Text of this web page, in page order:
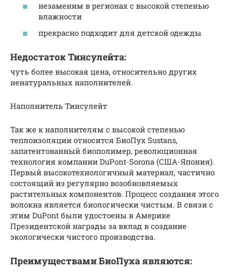
незаменим в регионах с высокой степенью
влажности
прекрасно подходит для детской одежды
Недостаток Тинсулейта:
чуть более высокая цена, относительно других
ненатуральных наполнителей.
Наполнитель Тинсулейт
Так же к наполнителям с высокой степенью
теплоизоляции относится БиоПух Sustans,
запатентованный биополимер, революционная
технология компании DuPont-Sorona (США-Япония).
Первый высокотехнологичный материал, частично
состоящий из регулярно возобновляемых
растительных компонентов. Процесс создания этого
волокна является биологически чистым. В связи с
этим DuPont были удостоены в Америке
Президентской награды за вклад в создание
экологически чистого производства.
Преимуществами БиоПуха являются: